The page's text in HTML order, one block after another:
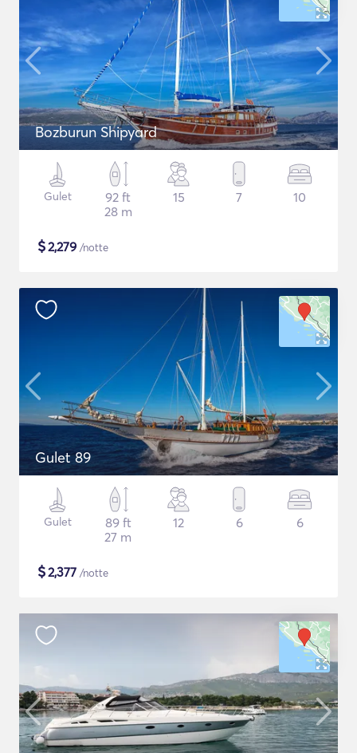
Bozburun Shipyard
Gulet
92 ft
28 m
15 7 10
$2,279 /notte
Gulet 89
Gulet
89 ft
27 m
12 6 6
$2,377 /notte